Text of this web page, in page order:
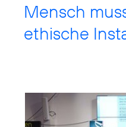
Mensch
ethische